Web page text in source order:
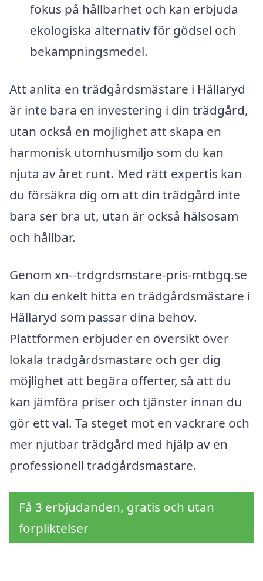
fokus på hållbarhet och kan erbjuda
ekologiska alternativ för gödsel och
bekämpningsmedel.
Att anlita en trädgårdsmästare i Hällaryd
är inte bara en investering i din trädgård,
utan också en möjlighet att skapa en
harmonisk utomhusmiljö som du kan
njuta av året runt. Med rätt expertis kan
du försäkra dig om att din trädgård inte
bara ser bra ut, utan är också hälsosam
och hållbar.
Genom xn--trdgrdsmstare-pris-mtbgq.se
kan du enkelt hitta en trädgårdsmästare i
Hällaryd som passar dina behov.
Plattformen erbjuder en översikt över
lokala trädgårdsmästare och ger dig
möjlighet att begära offerter, så att du
kan jämföra priser och tjänster innan du
gör ett val. Ta steget mot en vackrare och
mer njutbar trädgård med hjälp av en
professionell trädgårdsmästare.
Få 3 erbjudanden, gratis och utan
förpliktelser